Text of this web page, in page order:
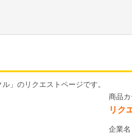
」のリクエストページです。
商品
リク
企業